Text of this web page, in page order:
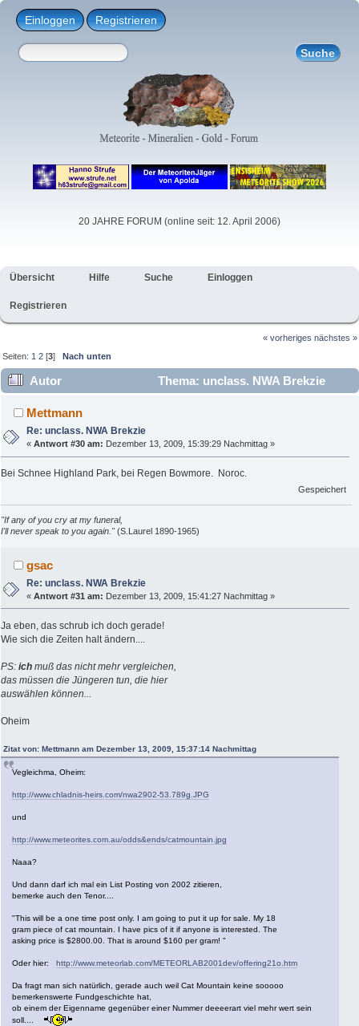
Einloggen Registrieren
20 JAHRE FORUM (online seit: 12. April 2006)
Übersicht Hilfe Suche Einloggen
Registrieren
« vorheriges nächstes »
Seiten: 1 2 [3]Nach unten
Autor
Thema: unclass. NWA Brekzie
(Gelesen 15741 mal)
Mettmann
Re: unclass. NWA Brekzie
«Antwort #30 am: Dezember 13, 2009, 15:39:29 Nachmittag »
Bei Schnee Highland Park, bei Regen Bowmore. Noroc.
Gespeichert
"If any of you cry at my funeral,
I'll never speak to you again."(S.Laurel 1890-1965)
gsac
Re: unclass. NWA Brekzie
«Antwort #31 am: Dezember 13, 2009, 15:41:27 Nachmittag »
Ja eben, das schrub ich doch gerade!
Wie sich die Zeiten halt ändern....
PS: ich muß das nicht mehr vergleichen,
das müssen die Jüngeren tun, die hier
auswählen können...
Oheim
Zitat von: Mettmann am Dezember 13, 2009, 15:37:14 Nachmittag
Vegleichma, Oheim:
http://www.chladnis-heirs.com/nwa2902-53.789g.JPG
und
http://www.meteorites.com.au/odds&ends/catmountain.jpg
Naaa?
Und dann darf ich mal ein List Posting von 2002 zitieren,
bemerke auch den Tenor....
"This will be a one time post only. I am going to put it up for sale. My 18
gram piece of cat mountain. I have pics of it if anyone is interested. The
asking price is $2800.00. That is around $160 per gram! "
Oder hier: http://www.meteorlab.com/METEORLAB2001dev/offering21o.htm
Da fragt man sich natürlich, gerade auch weil Cat Mountain keine sooooo
bemerkenswerte Fundgeschichte hat,
ob einem der Eigenname gegenüber einer Nummer deeeerart viel mehr wert sein
soll....